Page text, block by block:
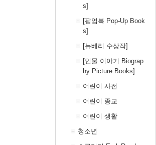
s]
[팝업북 Pop-Up Book
s]
[뉴베리 수상작]
[인물 이야기 Biograp
hy Picture Books]
어린이 사전
어린이 종교
어린이 생활
청소년